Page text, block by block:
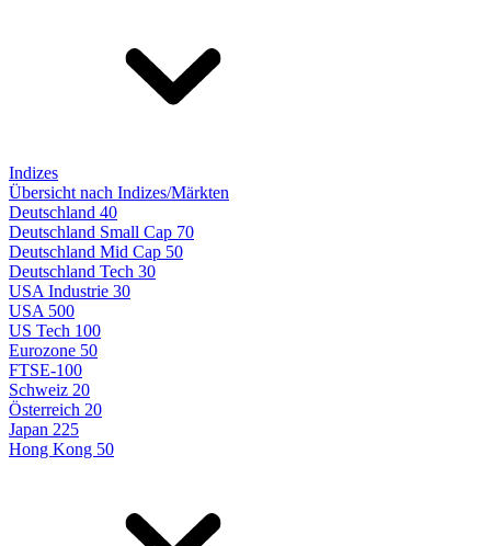
Indizes
Übersicht nach Indizes/Märkten
Deutschland 40
Deutschland Small Cap 70
Deutschland Mid Cap 50
Deutschland Tech 30
USA Industrie 30
USA 500
US Tech 100
Eurozone 50
FTSE-100
Schweiz 20
Österreich 20
Japan 225
Hong Kong 50